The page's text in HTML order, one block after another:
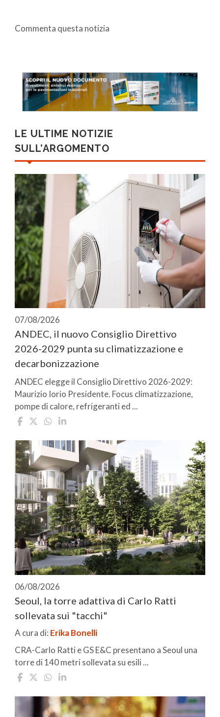
Commenta questa notizia
LE ULTIME NOTIZIE
SULL’ARGOMENTO
07/08/2026
ANDEC, il nuovo Consiglio Direttivo
2026-2029 punta su climatizzazione e
decarbonizzazione
ANDEC elegge il Consiglio Direttivo 2026-2029:
Maurizio Iorio Presidente. Focus climatizzazione,
pompe di calore, refrigeranti ed ...
06/08/2026
Seoul, la torre adattiva di Carlo Ratti
sollevata sui "tacchi"
A cura di: Erika Bonelli
CRA-Carlo Ratti e GS E&C presentano a Seoul una
torre di 140 metri sollevata su esili ...